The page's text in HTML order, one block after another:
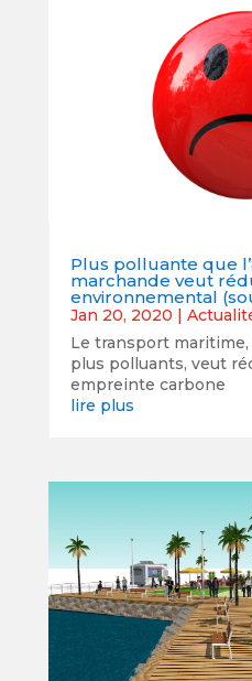
Plus polluante que
marchande veut
environnemental
Jan 20, 2020 |
Le transport maritime,
plus polluants, veut
empreinte carbone
lire plus